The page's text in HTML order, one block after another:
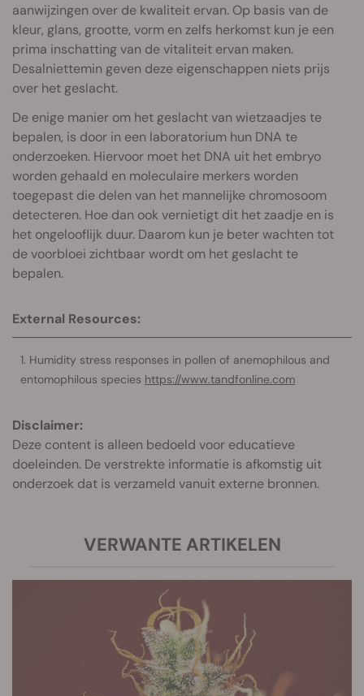
aanwijzingen over de kwaliteit ervan. Op basis van de
kleur, glans, grootte, vorm en zelfs herkomst kun je een
prima inschatting van de vitaliteit ervan maken.
Desalniettemin geven deze eigenschappen niets prijs
over het geslacht.
De enige manier om het geslacht van wietzaadjes te
bepalen, is door in een laboratorium hun DNA te
onderzoeken. Hiervoor moet het DNA uit het embryo
worden gehaald en moleculaire merkers worden
toegepast die delen van het mannelijke chromosoom
detecteren. Hoe dan ook vernietigt dit het zaadje en is
het ongelooflijk duur. Daarom kun je beter wachten tot
de voorbloei zichtbaar wordt om het geslacht te
bepalen.
External Resources:
Humidity stress responses in pollen of anemophilous and
entomophilous species https://www.tandfonline.com
Disclaimer:
Deze content is alleen bedoeld voor educatieve
doeleinden. De verstrekte informatie is afkomstig uit
onderzoek dat is verzameld vanuit externe bronnen.
VERWANTE ARTIKELEN